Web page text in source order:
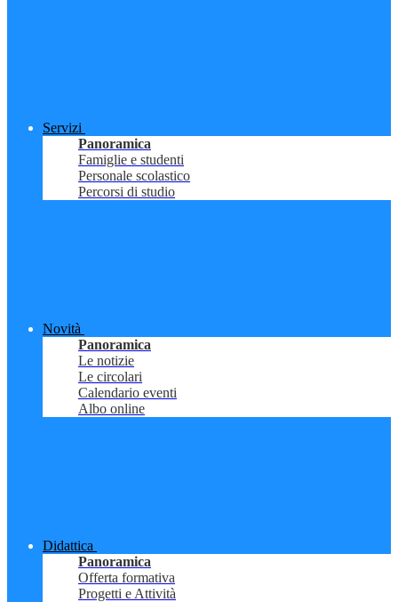
Servizi
Panoramica
Famiglie e studenti
Personale scolastico
Percorsi di studio
Novità
Panoramica
Le notizie
Le circolari
Calendario eventi
Albo online
Didattica
Panoramica
Offerta formativa
Progetti e Attività